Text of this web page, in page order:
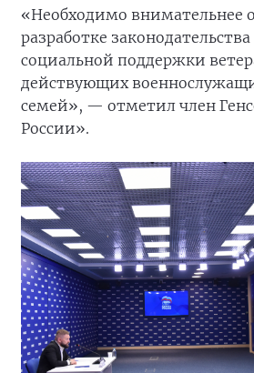
«Необходимо внимательнее
разработке
социальной поддержки
действующих
семей», — отметил член
России».